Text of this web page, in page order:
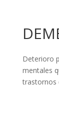
Deterioro
mentales
trastornos